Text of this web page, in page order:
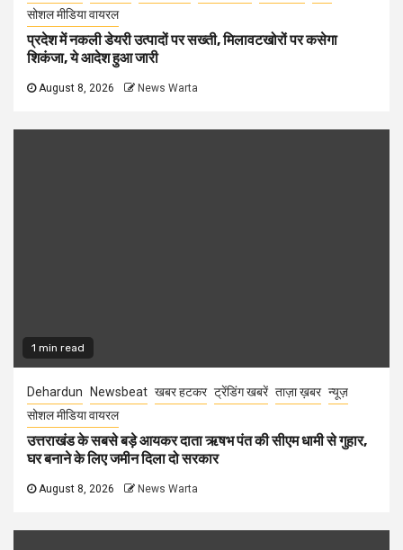
सोशल मीडिया वायरल
प्रदेश में नकली डेयरी उत्पादों पर सख्ती, मिलावटखोरों पर कसेगा
शिकंजा, ये आदेश हुआ जारी
August 8, 2026 News Warta
1 min read
Dehardun Newsbeat खबर हटकर ट्रेंडिंग खबरें ताज़ा ख़बर न्यूज़
सोशल मीडिया वायरल
उत्तराखंड के सबसे बड़े आयकर दाता ऋषभ पंत की सीएम धामी से गुहार,
घर बनाने के लिए जमीन दिला दो सरकार
August 8, 2026 News Warta